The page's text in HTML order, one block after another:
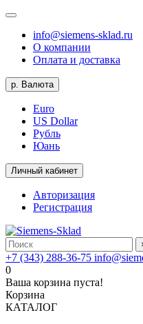
info@siemens-sklad.ru
О компании
Оплата и доставка
р. Валюта
Euro
US Dollar
Рубль
Юань
Личный кабинет
Авторизация
Регистрация
+7 (343) 288-36-75
0
Ваша корзина пуста!
Корзина
КАТАЛОГ